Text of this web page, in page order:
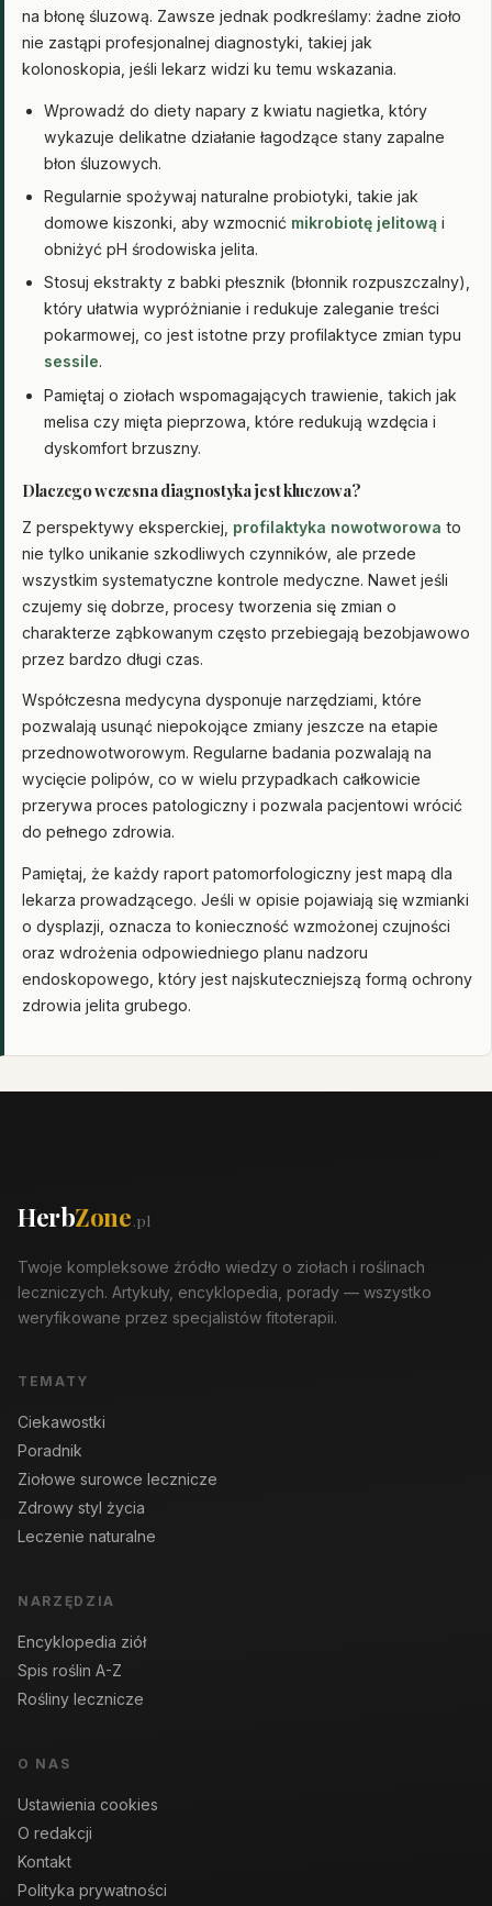
na błonę śluzową. Zawsze jednak podkreślamy: żadne zioło
nie zastąpi profesjonalnej diagnostyki, takiej jak
kolonoskopia, jeśli lekarz widzi ku temu wskazania.
Wprowadź do diety napary z kwiatu nagietka, który
wykazuje delikatne działanie łagodzące stany zapalne
błon śluzowych.
Regularnie spożywaj naturalne probiotyki, takie jak
domowe kiszonki, aby wzmocnić mikrobiotę jelitową i
obniżyć pH środowiska jelita.
Stosuj ekstrakty z babki płesznik (błonnik rozpuszczalny),
który ułatwia wypróżnianie i redukuje zaleganie treści
pokarmowej, co jest istotne przy profilaktyce zmian typu
sessile.
Pamiętaj o ziołach wspomagających trawienie, takich jak
melisa czy mięta pieprzowa, które redukują wzdęcia i
dyskomfort brzuszny.
Dlaczego wczesna diagnostyka jest kluczowa?
Z perspektywy eksperckiej, profilaktyka nowotworowa to
nie tylko unikanie szkodliwych czynników, ale przede
wszystkim systematyczne kontrole medyczne. Nawet jeśli
czujemy się dobrze, procesy tworzenia się zmian o
charakterze ząbkowanym często przebiegają bezobjawowo
przez bardzo długi czas.
Współczesna medycyna dysponuje narzędziami, które
pozwalają usunąć niepokojące zmiany jeszcze na etapie
przednowotworowym. Regularne badania pozwalają na
wycięcie polipów, co w wielu przypadkach całkowicie
przerywa proces patologiczny i pozwala pacjentowi wrócić
do pełnego zdrowia.
Pamiętaj, że każdy raport patomorfologiczny jest mapą dla
lekarza prowadzącego. Jeśli w opisie pojawiają się wzmianki
o dysplazji, oznacza to konieczność wzmożonej czujności
oraz wdrożenia odpowiedniego planu nadzoru
endoskopowego, który jest najskuteczniejszą formą ochrony
zdrowia jelita grubego.
HerbZone.pl
Twoje kompleksowe źródło wiedzy o ziołach i roślinach
leczniczych. Artykuły, encyklopedia, porady — wszystko
weryfikowane przez specjalistów fitoterapii.
TEMATY
Ciekawostki
Poradnik
Ziołowe surowce lecznicze
Zdrowy styl życia
Leczenie naturalne
NARZĘDZIA
Encyklopedia ziół
Spis roślin A-Z
Rośliny lecznicze
O NAS
Ustawienia cookies
O redakcji
Kontakt
Polityka prywatności